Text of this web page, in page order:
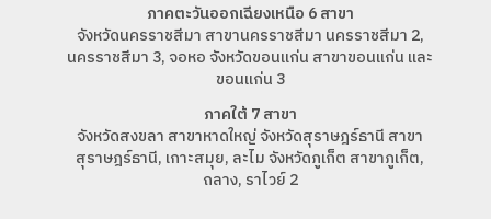
ภาคตะวันออกเฉียงเหนือ 6 สาขา
จังหวัดนครราชสีมา สาขานครราชสีมา นครราชสีมา 2,
นครราชสีมา 3, จอหอ จังหวัดขอนแก่น สาขาขอนแก่น และ
ขอนแก่น 3
ภาคใต้ 7 สาขา
จังหวัดสงขลา สาขาหาดใหญ่ จังหวัดสุราษฎร์ธานี สาขา
สุราษฎร์ธานี, เกาะสมุย, ละไม จังหวัดภูเก็ต สาขาภูเก็ต,
ถลาง, ราไวย์ 2